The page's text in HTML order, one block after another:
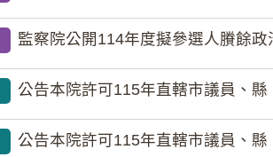
監察院公開114年度擬參選人賸餘
公告本院許可115年直轄市議員、縣
公告本院許可115年直轄市議員、縣